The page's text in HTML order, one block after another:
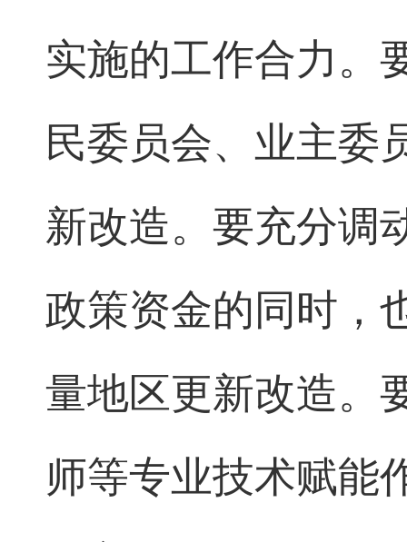
实施的工作合力。
民委员会、业主委
新改造。要充分调
政策资金的同时，
量地区更新改造。
师等专业技术赋能